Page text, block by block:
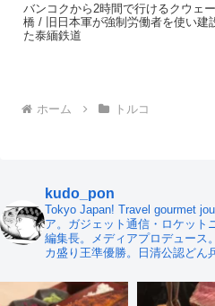
バンコクから2時間で行けるクウェ
橋 / 旧日本軍が強制労働者を使い建
た泰緬鉄道
ホーム トルコ
kudo_pon
Tokyo Japan! Travel gourmet
ア。ガジェット通信・ロケット
編集長。メディアプロデュース
カ盛り王準優勝。日清公認どん